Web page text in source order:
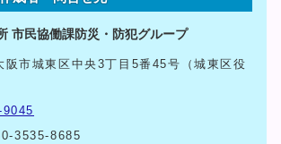
市民協働課防災・防犯グループ
市城東区中央3丁目5番45号（城東区役
3535-8685